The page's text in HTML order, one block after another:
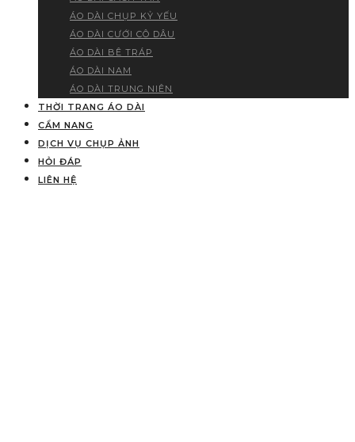
ÁO DÀI CHỤP KỶ YẾU
ÁO DÀI CƯỚI CÔ DÂU
ÁO DÀI BÊ TRÁP
ÁO DÀI NAM
ÁO DÀI TRUNG NIÊN
THỜI TRANG ÁO DÀI
CẨM NANG
DỊCH VỤ CHỤP ẢNH
HỎI ĐÁP
LIÊN HỆ